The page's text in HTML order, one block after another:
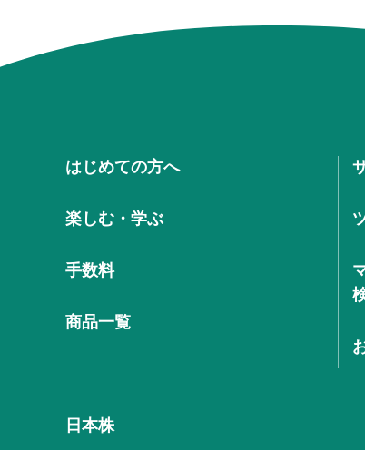
はじめての方へ
楽しむ・学ぶ
手数料
商品一覧
日本株